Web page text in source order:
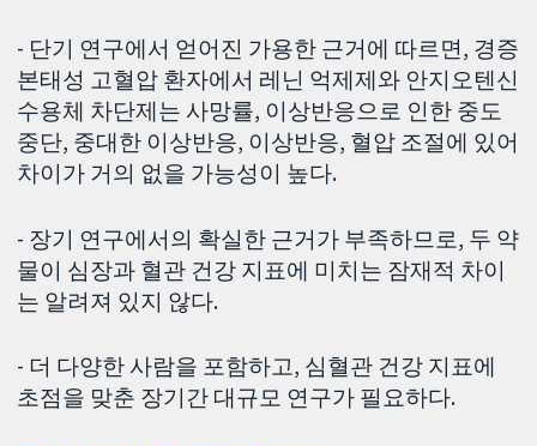
- 단기 연구에서 얻어진 가용한 근거에 따르면, 경증
본태성 고혈압 환자에서 레닌 억제제와 안지오텐신
수용체 차단제는 사망률, 이상반응으로 인한 중도
중단, 중대한 이상반응, 이상반응, 혈압 조절에 있어
차이가 거의 없을 가능성이 높다.
- 장기 연구에서의 확실한 근거가 부족하므로, 두 약
물이 심장과 혈관 건강 지표에 미치는 잠재적 차이
는 알려져 있지 않다.
- 더 다양한 사람을 포함하고, 심혈관 건강 지표에
초점을 맞춘 장기간 대규모 연구가 필요하다.